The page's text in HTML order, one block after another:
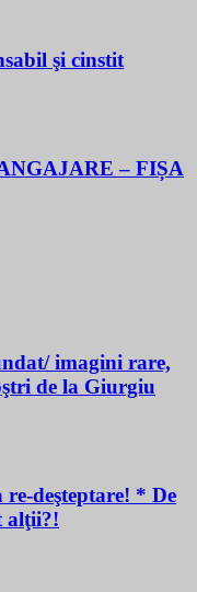
şi cinstit
– FIȘA
imagini rare,
de la Giurgiu
deşteptare! * De
alţii?!